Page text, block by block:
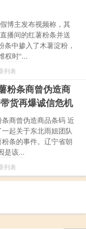
博主发布视频称，其
播间的红薯粉条并送
条中掺入了木薯淀粉，
权时“...
列表
粉条商曾伪造商
货再爆诚信危机
商曾伪造商品条码 近
起关于东北雨姐团队
条的事件。辽宁省朝
是该...
列表